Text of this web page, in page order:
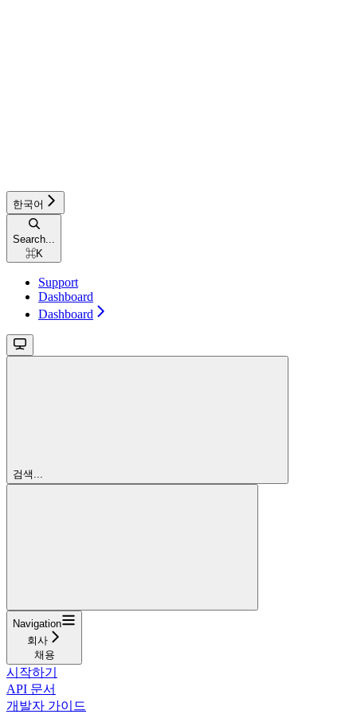
한국어
Search...
⌘K
Support
Dashboard
Dashboard
검색...
Navigation
회사
채용
시작하기
API 문서
개발자 가이드